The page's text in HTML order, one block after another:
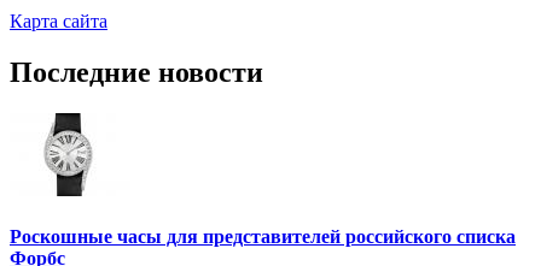
Карта сайта
Последние новости
Роскошные часы для представителей российского списка
Форбс